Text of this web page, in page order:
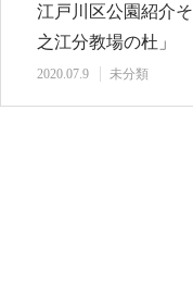
江戸川区公園紹介
之江分教場の杜」
2020.07.9 未分類